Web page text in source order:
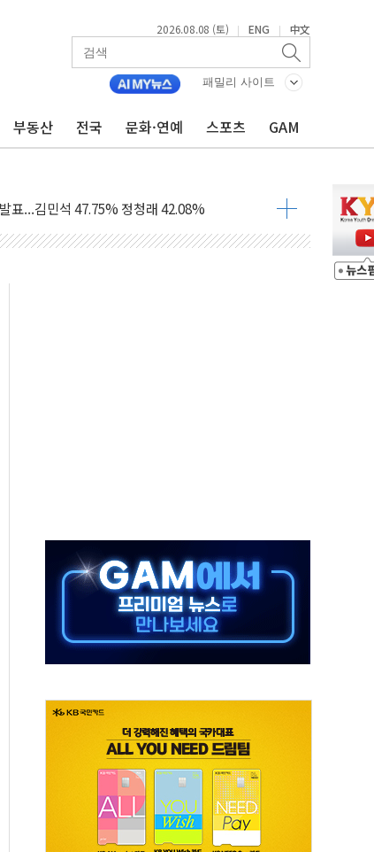
2026.08.08 (토) | ENG | 中文
패밀리 사이트
부동산 전국 문화·연예 스포츠 GAM
의보'...경북도, 호우 피해·통제구간 없어
차 재역전 성공...金 45.42% vs 鄭 44.56%
청래에 승리...47.75% vs 42.08%
민석 45.09% 정청래 43.27% 송영길 11.63%
김민석 52.64% 정청래 39.89% 송영길 7.47%
계·탄약 부족 현실화
우…강원 동해안 강한 비 이어져
전복…1명 사망·1명 실종
석..."국제적 시민 연대로 목소리 내야"
與 "적극 환영"·野 "졸속 국정"